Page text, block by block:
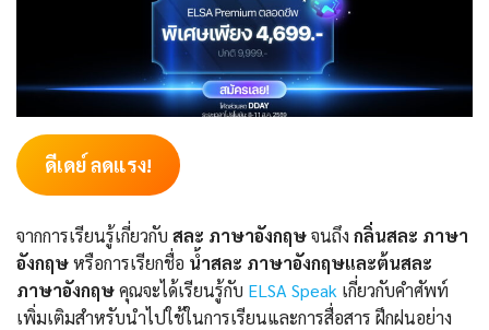
ดีเดย์ ลดแรง!
จากการเรียนรู้เกี่ยวกับ สละ ภาษาอังกฤษจนถึง กลิ่นสละ ภาษา
อังกฤษหรือการเรียกชื่อ น้ำสละ ภาษาอังกฤษและต้นสละ
ภาษาอังกฤษคุณจะได้เรียนรู้กับ ELSA Speak เกี่ยวกับคำศัพท์
เพิ่มเติมสำหรับนำไปใช้ในการเรียนและการสื่อสาร ฝึกฝนอย่าง